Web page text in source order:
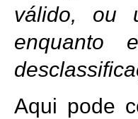
válido, ou
enquanto
Aqui pode